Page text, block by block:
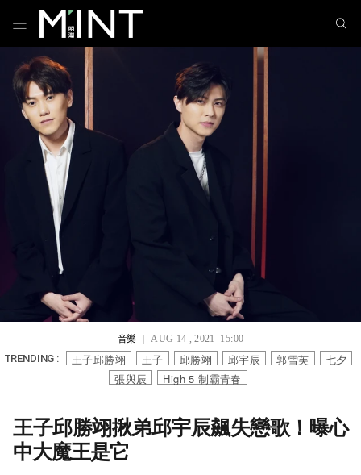
音樂｜ AUG 14 , 2021 15:00
TRENDING : 王子邱勝翊 王子 邱勝翊 邱宇辰 郭雪芙
七夕
張與辰
High 5 制霸青春
王子邱勝翊揪弟邱宇辰飆失戀歌！曝心
中大魔王是它